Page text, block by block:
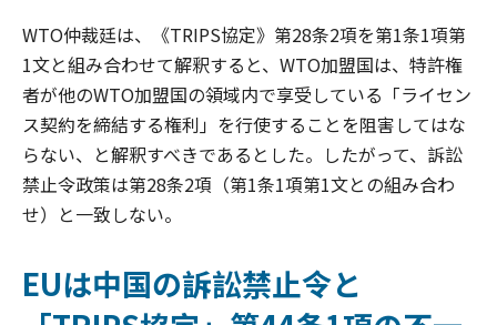
WTO仲裁廷は、《TRIPS協定》第28条2項を第1条1項第
1文と組み合わせて解釈すると、WTO加盟国は、特許権
者が他のWTO加盟国の領域内で享受している「ライセン
ス契約を締結する権利」を行使することを阻害してはな
らない、と解釈すべきであるとした。したがって、訴訟
禁止令政策は第28条2項（第1条1項第1文との組み合わ
せ）と一致しない。
EUは中国の訴訟禁止令と